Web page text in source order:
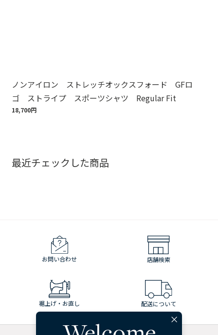
ノンアイロン ストレッチオックスフォード GFロ
ゴ ストライプ スポーツシャツ Regular Fit
18,700円
最近チェックした商品
お問い合わせ 店舗検索
裾上げ・お直し 配送について